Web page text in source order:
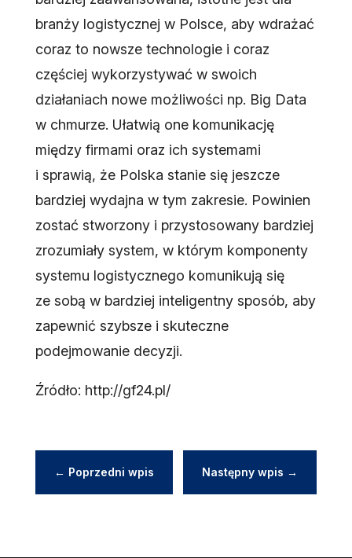
branży logistycznej w Polsce, aby wdrażać
coraz to nowsze technologie i coraz
częściej wykorzystywać w swoich
działaniach nowe możliwości np. Big Data
w chmurze. Ułatwią one komunikację
między firmami oraz ich systemami
i sprawią, że Polska stanie się jeszcze
bardziej wydajna w tym zakresie. Powinien
zostać stworzony i przystosowany bardziej
zrozumiały system, w którym komponenty
systemu logistycznego komunikują się
ze sobą w bardziej inteligentny sposób, aby
zapewnić szybsze i skuteczne
podejmowanie decyzji.
Źródło: http://gf24.pl/
← Poprzedni wpis Następny wpis →